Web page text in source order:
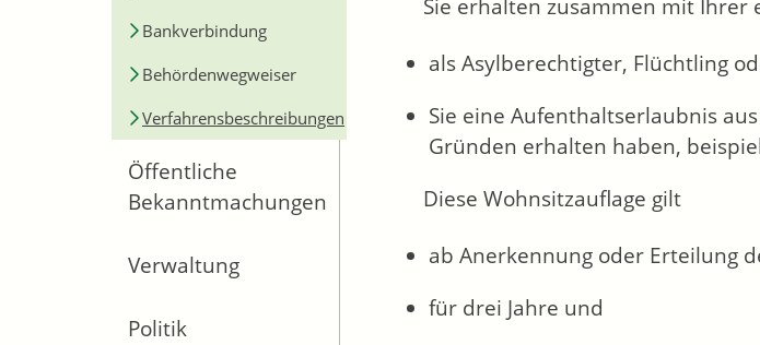
Bankverbindung
Behördenwegweiser
Verfahrensbeschreibungen
Öffentliche
Bekanntmachungen
Verwaltung
Politik
Sie erhalten zusammen mit Ihrer
als Asylberechtigter, Flüchtling
Sie eine Aufenthaltserlaubnis
Gründen erhalten haben,
Diese Wohnsitzauflage gilt
ab Anerkennung oder Erteilung
für drei Jahre und